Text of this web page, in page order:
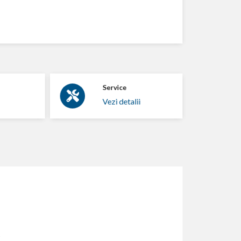
Service
Vezi detalii